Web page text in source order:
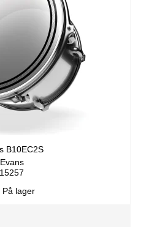
B10EC2S
Evans
15257
På lager